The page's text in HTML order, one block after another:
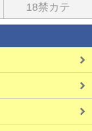
18禁カテ